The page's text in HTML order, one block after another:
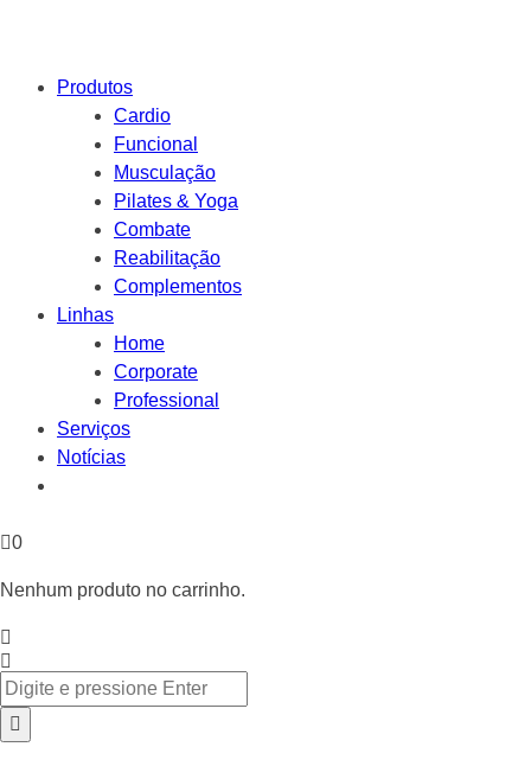
Produtos
Cardio
Funcional
Musculação
Pilates & Yoga
Combate
Reabilitação
Complementos
Linhas
Home
Corporate
Professional
Serviços
Notícias
0
Nenhum produto no carrinho.